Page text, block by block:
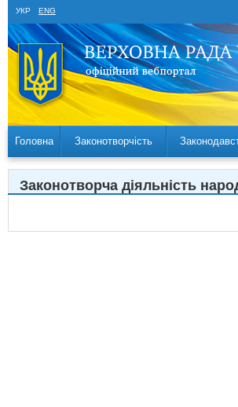
УКР ENG
Головна Законотворчість
Законотворча діяльність